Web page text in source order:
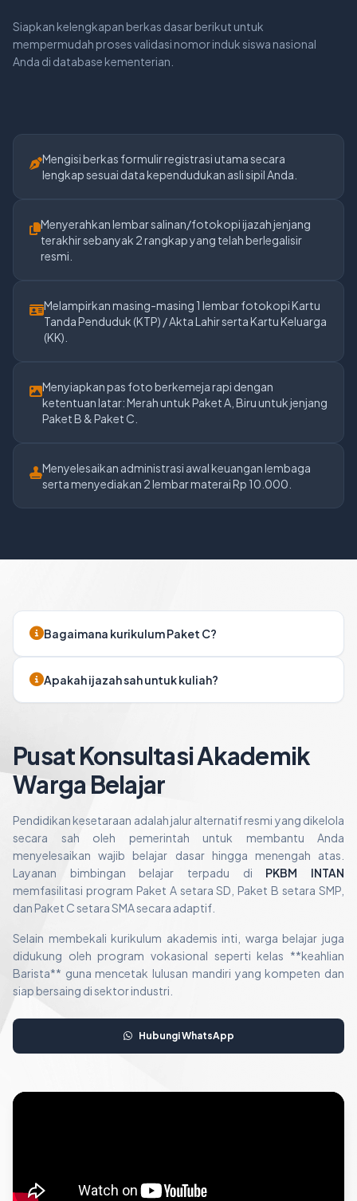
Siapkan kelengkapan berkas dasar berikut untuk
mempermudah proses validasi nomor induk siswa nasional
Anda di database kementerian.
Mengisi berkas formulir registrasi utama secara
lengkap sesuai data kependudukan asli sipil Anda.
Menyerahkan lembar salinan/fotokopi ijazah jenjang
terakhir sebanyak 2 rangkap yang telah berlegalisir
resmi.
Melampirkan masing-masing 1 lembar fotokopi Kartu
Tanda Penduduk (KTP) / Akta Lahir serta Kartu Keluarga
(KK).
Menyiapkan pas foto berkemeja rapi dengan
ketentuan latar: Merah untuk Paket A, Biru untuk jenjang
Paket B & Paket C.
Menyelesaikan administrasi awal keuangan lembaga
serta menyediakan 2 lembar materai Rp 10.000.
Bagaimana kurikulum Paket C?
Apakah ijazah sah untuk kuliah?
Pusat Konsultasi Akademik
Warga Belajar
Pendidikan kesetaraan adalah jalur alternatif resmi yang dikelola
secara sah oleh pemerintah untuk membantu Anda
menyelesaikan wajib belajar dasar hingga menengah atas.
Layanan bimbingan belajar terpadu di PKBM INTAN
memfasilitasi program Paket A setara SD, Paket B setara SMP,
dan Paket C setara SMA secara adaptif.
Selain membekali kurikulum akademis inti, warga belajar juga
didukung oleh program vokasional seperti kelas **keahlian
Barista** guna mencetak lulusan mandiri yang kompeten dan
siap bersaing di sektor industri.
Hubungi WhatsApp